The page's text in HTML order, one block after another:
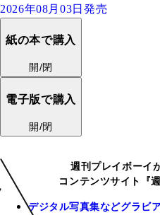
2026年08月03日発売
紙の本で購入
開/閉
電子版で購入
開/閉
週刊プレイボーイ
コンテンツサイト『
デジタル写真集などグラビ